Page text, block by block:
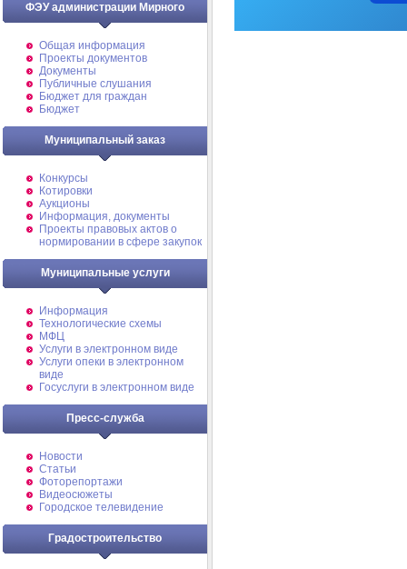
ФЭУ администрации Мирного
Общая информация
Проекты документов
Документы
Публичные слушания
Бюджет для граждан
Бюджет
Муниципальный заказ
Конкурсы
Котировки
Аукционы
Информация, документы
Проекты правовых актов о
нормировании в сфере закупок
Муниципальные услуги
Информация
Технологические схемы
МФЦ
Услуги в электронном виде
Услуги опеки в электронном
виде
Госуслуги в электронном виде
Пресс-служба
Новости
Статьи
Фоторепортажи
Видеосюжеты
Городское телевидение
Градостроительство